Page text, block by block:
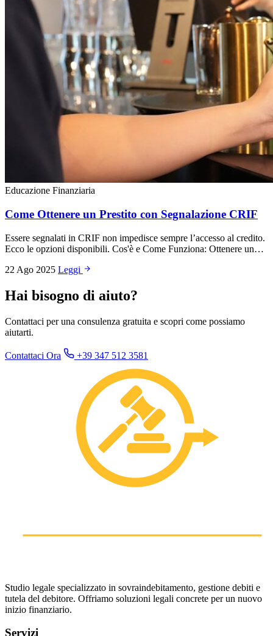
Educazione Finanziaria
Come Ottenere un Prestito con Segnalazione CRIF
Essere segnalati in CRIF non impedisce sempre l’accesso al credito.
Ecco le opzioni disponibili. Cos'è e Come Funziona: Ottenere un…
22 Ago 2025 Leggi
Hai bisogno di aiuto?
Contattaci per una consulenza gratuita e scopri come possiamo
aiutarti.
Contattaci Ora +39 347 512 3581
Studio legale specializzato in sovraindebitamento, gestione debiti e
tutela del debitore. Offriamo soluzioni legali concrete per un nuovo
inizio finanziario.
Servizi